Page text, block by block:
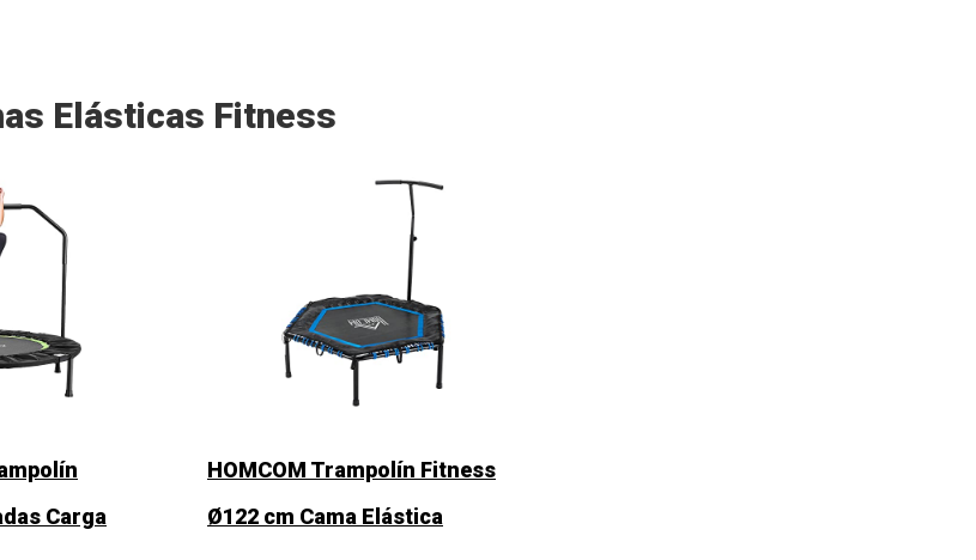
Elásticas Fitness
Carga
HOMCOM Trampolín Fitness
Ø122 cm Cama Elástica